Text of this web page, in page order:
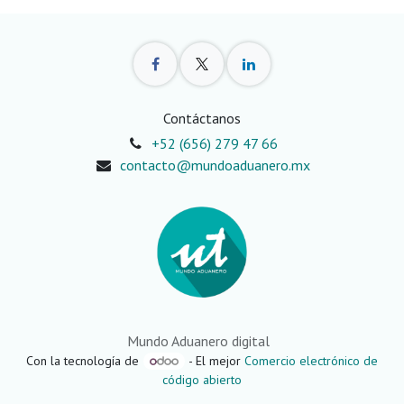
Contáctanos
+52 (656) 279 47 66
contacto@mundoaduanero.mx
Mundo Aduanero digital
Con la tecnología de - El mejorComercio electrónico de
código abierto